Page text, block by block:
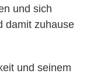
und sich
damit zuhause
und seinem